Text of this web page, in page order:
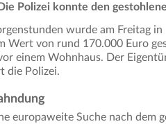
Polizei konnte den
wurde am Freitag in
Wert von rund 170.000 Euro
einem Wohnhaus. Der
die Polizei.
europaweite Suche nach dem